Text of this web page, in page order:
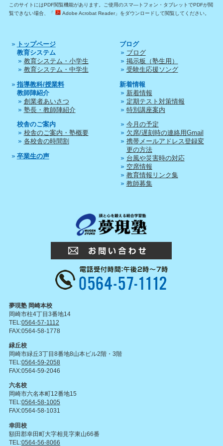
このサイトにはPDF閲覧機能があります。ご使用のスマ―トフォン・タブレットでPDFが閲
覧できない場合、「
Adobe Acrobat Reader」をダウンロードして閲覧してください。
トップページ
教育システム
教育システム・小学生
教育システム・中学生
指導教科/授業料
教師陣紹介
創業者あいさつ
塾長・教師陣紹介
校舎のご案内
校舎のご案内・塾概要
各校舎の時間割
卒業生の声
ブログ
ブログ
掲示板（塾生用）
受験生応援ソング
新着情報
新着情報
定期テスト対策情報
特別講座案内
今月の予定
欠席/遅刻時の連絡用Gmail
携帯メールアドレス登録変
更の方法
台風や災害時の対応
空席情報
教育情報リンク集
教師募集
夢現塾 岡崎本校
岡崎市柱4丁目3番地14
TEL:0564-57-1112
FAX:0564-58-1778
緑丘校
岡崎市緑丘3丁目8番地8山本ビル2階・3階
TEL:0564-59-2058
FAX:0564-59-2046
六名校
岡崎市六名本町12番地15
TEL:0564-58-1005
FAX:0564-58-1031
幸田校
額田郡幸田町大字相見字東山66番
TEL:0564-56-8066